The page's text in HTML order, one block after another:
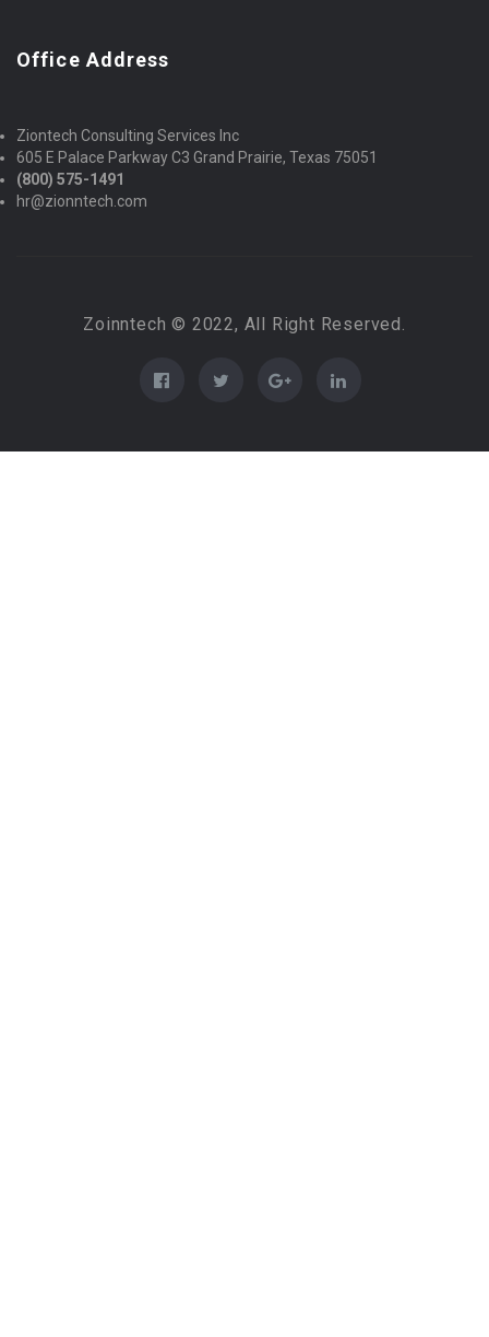
Office Address
Ziontech Consulting Services Inc
605 E Palace Parkway C3 Grand Prairie, Texas 75051
(800) 575-1491
hr@zionntech.com
Zoinntech © 2022, All Right Reserved.